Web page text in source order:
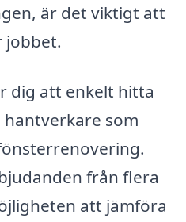
är det viktigt att
jobbet.
dig att enkelt hitta
som
från flera
att jämföra